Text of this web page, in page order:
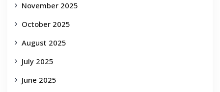
November 2025
October 2025
August 2025
July 2025
June 2025